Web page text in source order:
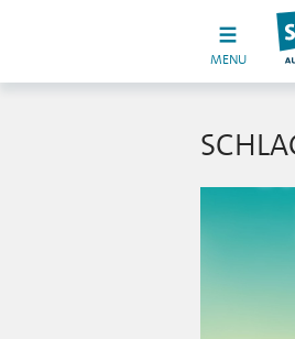
MENU